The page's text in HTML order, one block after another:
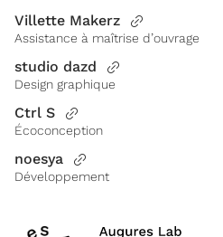
Villette Makerz
Assistance à maîtrise d’ouvrage
studio dazd
Design graphique
Ctrl S
Écoconception
noesya
Développement